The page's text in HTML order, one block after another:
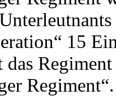
15
Regiment“.